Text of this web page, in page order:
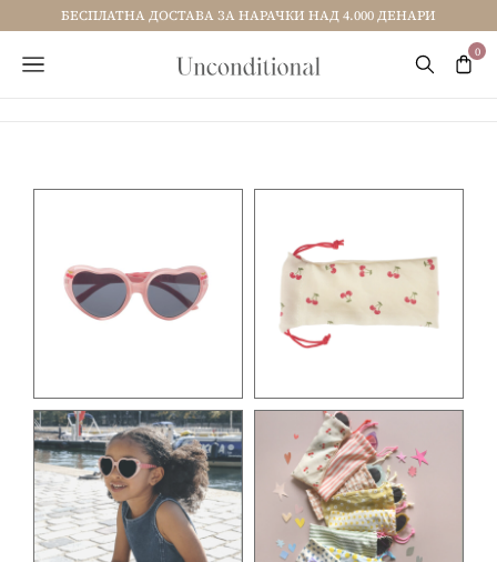
БЕСПЛАТНА ДОСТАВА ЗА НАРАЧКИ НАД 4.000 ДЕНАРИ